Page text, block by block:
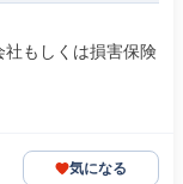
もしくは損害保険
気になる